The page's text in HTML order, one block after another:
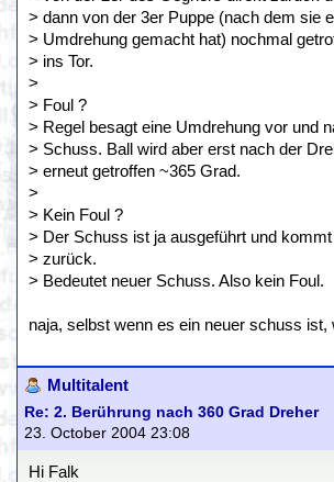
> dann von der 3er Puppe (nach dem sie
> Umdrehung gemacht hat) nochmal
> ins Tor.
>
> Foul ?
> Regel besagt eine Umdrehung vor und
> Schuss. Ball wird aber erst nach der
> erneut getroffen ~365 Grad.
>
> Kein Foul ?
> Der Schuss ist ja ausgeführt und
> zurück.
> Bedeutet neuer Schuss. Also kein Foul.
naja, selbst wenn es ein neuer schuss
Multitalent
Re: 2. Berührung nach 360 Grad Dreher
23. October 2004 23:08
Hi Falk